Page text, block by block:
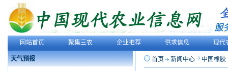
网站首页 聚集三农 企业推荐 供求信息 现代
天气预报 首页 新闻中心 中国橡胶